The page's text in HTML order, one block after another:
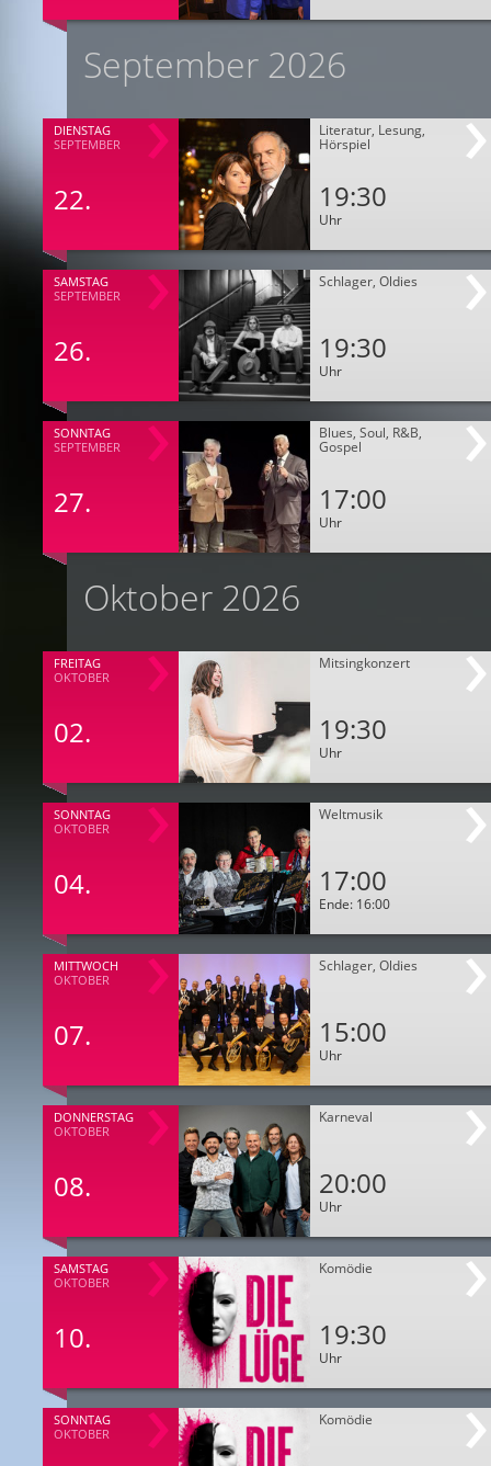
September 2026
DIENSTAG
SEPTEMBER
22.
Literatur, Lesung,
Hörspiel
19:30
Uhr
SAMSTAG
SEPTEMBER
26.
Schlager, Oldies
19:30
Uhr
SONNTAG
SEPTEMBER
27.
Blues, Soul, R&B,
Gospel
17:00
Uhr
Oktober 2026
FREITAG
OKTOBER
02.
Mitsingkonzert
19:30
Uhr
SONNTAG
OKTOBER
04.
Weltmusik
17:00
Ende: 16:00
MITTWOCH
OKTOBER
07.
Schlager, Oldies
15:00
Uhr
DONNERSTAG
OKTOBER
08.
Karneval
20:00
Uhr
SAMSTAG
OKTOBER
10.
Komödie
19:30
Uhr
SONNTAG
OKTOBER
Komödie